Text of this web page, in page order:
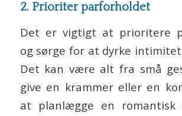
2. Prioriter parforholdet
Det er vigtigt at prioritere
og sørge for at dyrke
Det kan være alt fra små
give en krammer eller en
at planlægge en romantisk